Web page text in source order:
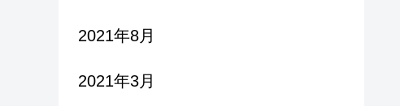
2021年8月
2021年3月